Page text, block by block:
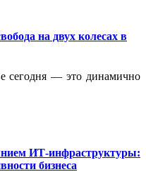
на двух колесах в
сегодня — это динамично
ИТ-инфраструктуры:
бизнеса